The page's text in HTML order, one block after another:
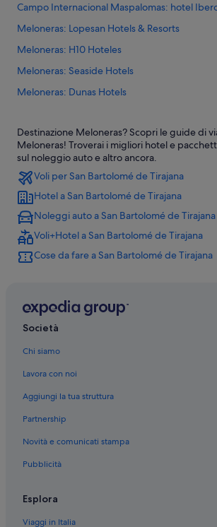
Campo Internacional Maspalomas: hotel
Meloneras: Lopesan Hotels & Resorts
Meloneras: H10 Hoteles
Meloneras: Seaside Hotels
Meloneras: Dunas Hotels
Meloneras: hotel Rainbow Tourism Group
Meloneras: HV Hotels
Maspalomas: hotel Iberostar
Maspalomas: Lopesan Hotels & Resorts
Maspalomas: hotel Grupo MUR
Playa del Ingles: IFA Hotels
Playa del Ingles: Cordial Hoteles
Playa del Ingles: Resort e hotel con spa
Playa del Ingles: Hotel con palestra
Playa del Ingles: Hotel con casinò
Meloneras: Hotel all inclusive
Destinazione Meloneras? Scopri le guide di
Meloneras! Troverai i migliori hotel e
sul noleggio auto e altro ancora.
Voli per San Bartolomé de Tirajana
Hotel a San Bartolomé de Tirajana
Noleggi auto a San Bartolomé de Tirajana
Voli+Hotel a San Bartolomé de Tirajana
Cose da fare a San Bartolomé de Tirajana
Società
Chi siamo
Lavora con noi
Aggiungi la tua struttura
Partnership
Novità e comunicati stampa
Pubblicità
Esplora
Viaggi in Italia